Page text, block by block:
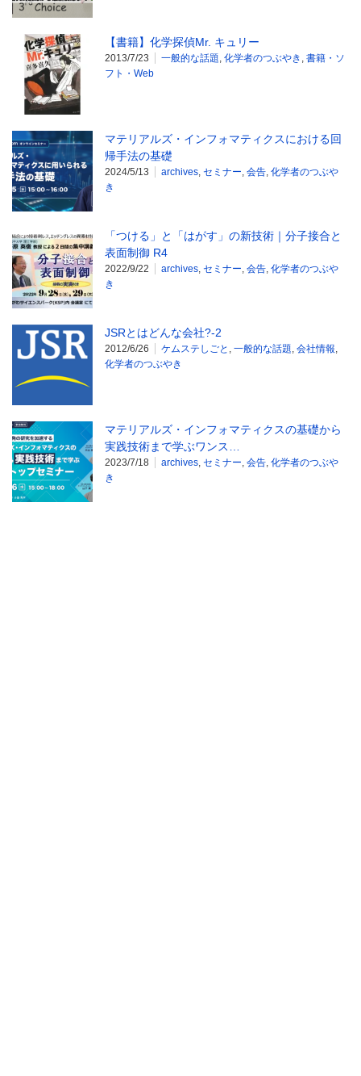
【書籍】化学探偵Mr. キュリー
2013/7/23 一般的な話題, 化学者のつぶやき , 書籍・ソ
フト・Web
マテリアルズ・インフォマティクスにおける回
帰手法の基礎
2024/5/13 archives, セミナー, 会告, 化学者のつぶや
き
「つける」と「はがす」の新技術｜分子接合と
表面制御 R4
2022/9/22 archives, セミナー, 会告, 化学者のつぶや
き
JSRとはどんな会社?-2
2012/6/26 ケムステしごと , 一般的な話題, 会社情報,
化学者のつぶやき
マテリアルズ・インフォマティクスの基礎から
実践技術まで学ぶワンス…
2023/7/18 archives, セミナー, 会告, 化学者のつぶや
き